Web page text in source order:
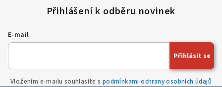
E-mail
Vložením e-mailu souhlasíte s podmínkami ochrany osobních údajů
Přihlásit se